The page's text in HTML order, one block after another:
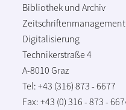
Bibliothek und Archiv
Digitalisierung
Technikerstraße 4
A-8010 Graz
Tel: +43 (316) 873 - 6677
Fax: +43 (0) 316 - 873 -